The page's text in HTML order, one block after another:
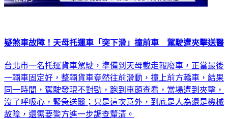
疑煞車故障！天母托運車「突下滑」撞前車 駕駛遭夾擊送醫
台北市一名托運貨車駕駛，準備到天母載走報廢車，正當最後
一輛車固定好，整輛貨車竟然往前滑動，撞上前方轎車，結果
同一時間，駕駛發現不對勁，跑到車頭查看，當場遭到夾擊，
沒了呼吸心，緊急送醫；只是這次意外，到底是人為還是機械
故障，還需要警方進一步調查釐清。